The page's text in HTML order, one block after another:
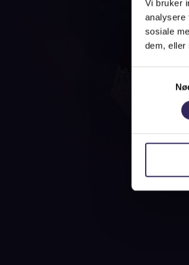
Vi bruker
analysere
sosiale
dem, eller